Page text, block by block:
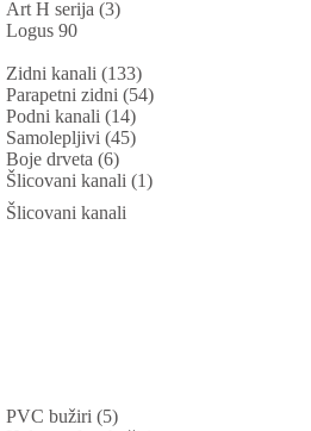
Art H serija (3)
Logus 90
Zidni kanali (133)
Parapetni zidni (54)
Podni kanali (14)
Samolepljivi (45)
Boje drveta (6)
Šlicovani kanali (1)
Šlicovani kanali
PVC bužiri (5)